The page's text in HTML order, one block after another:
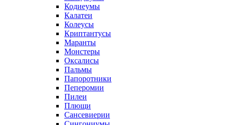
Кодиеумы
Калатеи
Колеусы
Криптантусы
Маранты
Монстеры
Оксалисы
Пальмы
Папоротники
Пеперомии
Пилеи
Плющи
Сансевиерии